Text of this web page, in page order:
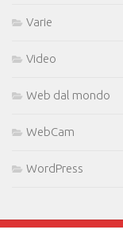
Varie
Video
Web dal mondo
WebCam
WordPress